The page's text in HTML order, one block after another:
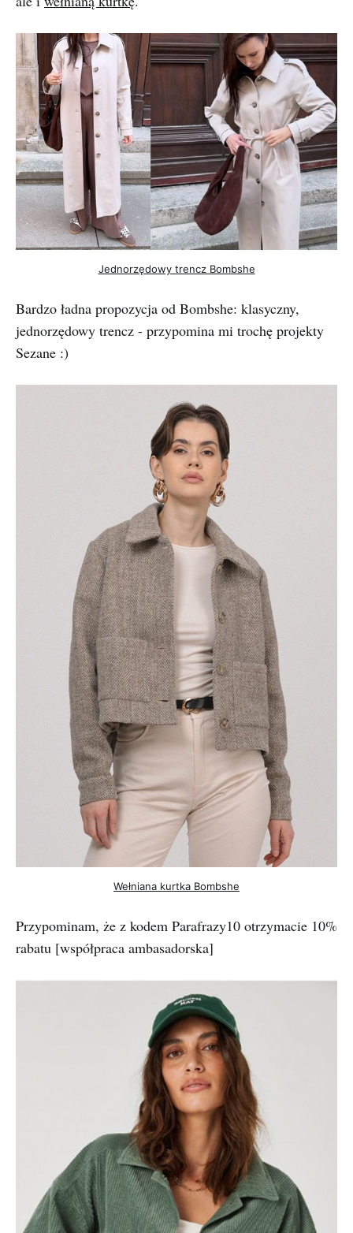
Jednorzędowy trencz Bombshe
Bardzo ładna propozycja od Bombshe: klasyczny,
jednorzędowy trencz - przypomina mi trochę projekty
Sezane :)
Wełniana kurtka Bombshe
Przypominam, że z kodem Parafrazy10 otrzymacie 10%
rabatu [współpraca ambasadorska]